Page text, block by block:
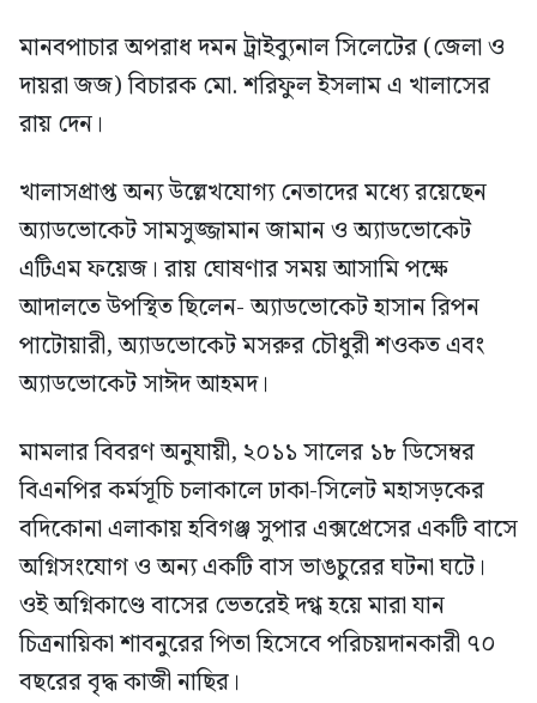
মানবপাচার অপরাধ দমন ট্রাইব্যুনাল সিলেটের (জেলা ও
দায়রা জজ) বিচারক মো. শরিফুল ইসলাম এ খালাসের
রায় দেন।
খালাসপ্রাপ্ত অন্য উল্লেখযোগ্য নেতাদের মধ্যে রয়েছেন
অ্যাডভোকেট সামসুজ্জামান জামান ও অ্যাডভোকেট
এটিএম ফয়েজ। রায় ঘোষণার সময় আসামি পক্ষে
আদালতে উপস্থিত ছিলেন- অ্যাডভোকেট হাসান রিপন
পাটোয়ারী, অ্যাডভোকেট মসরুর চৌধুরী শওকত এবং
অ্যাডভোকেট সাঈদ আহমদ।
মামলার বিবরণ অনুযায়ী, ২০১১ সালের ১৮ ডিসেম্বর
বিএনপির কর্মসূচি চলাকালে ঢাকা-সিলেট মহাসড়কের
বদিকোনা এলাকায় হবিগঞ্জ সুপার এক্সপ্রেসের একটি বাসে
অগ্নিসংযোগ ও অন্য একটি বাস ভাঙচুরের ঘটনা ঘটে।
ওই অগ্নিকাণ্ডে বাসের ভেতরেই দগ্ধ হয়ে মারা যান
চিত্রনায়িকা শাবনুরের পিতা হিসেবে পরিচয়দানকারী ৭০
বছরের বৃদ্ধ কাজী নাছির।